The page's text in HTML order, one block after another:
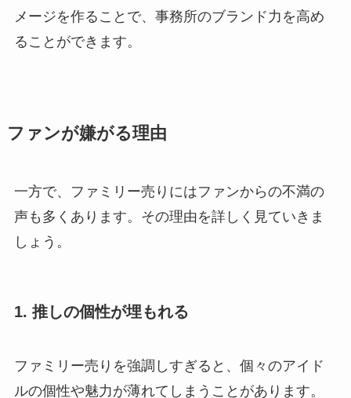
メージを作ることで、事務所のブランド力を高め
ることができます。
ファンが嫌がる理由
一方で、ファミリー売りにはファンからの不満の
声も多くあります。その理由を詳しく見ていきま
しょう。
1. 推しの個性が埋もれる
ファミリー売りを強調しすぎると、個々のアイド
ルの個性や魅力が薄れてしまうことがあります。